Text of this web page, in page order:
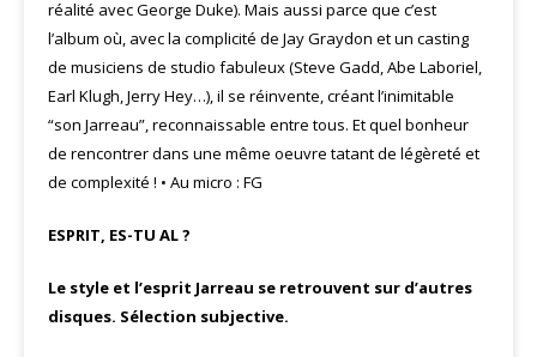
réalité avec George Duke). Mais aussi parce que c’est
l’album où, avec la complicité de Jay Graydon et un casting
de musiciens de studio fabuleux (Steve Gadd, Abe Laboriel,
Earl Klugh, Jerry Hey…), il se réinvente, créant l’inimitable
“son Jarreau”, reconnaissable entre tous. Et quel bonheur
de rencontrer dans une même oeuvre tatant de légèreté et
de complexité ! • Au micro : FG
ESPRIT, ES-TU AL ?
Le style et l’esprit Jarreau se retrouvent sur d’autres
disques. Sélection subjective.